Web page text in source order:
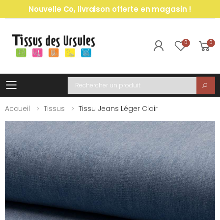
Nouvelle Co, livraison offerte en magasin !
0 0
Toggle mobile menu
Recherche
Accueil
Tissus Tissu Jeans Léger Clair